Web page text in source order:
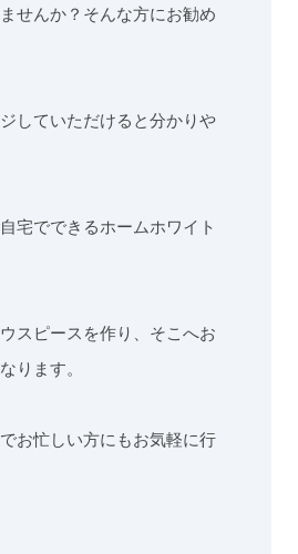
せんか？そんな方にお勧め
していただけると分かりや
宅でできるホームホワイト
スピースを作り、そこへお
ります。
お忙しい方にもお気軽に行